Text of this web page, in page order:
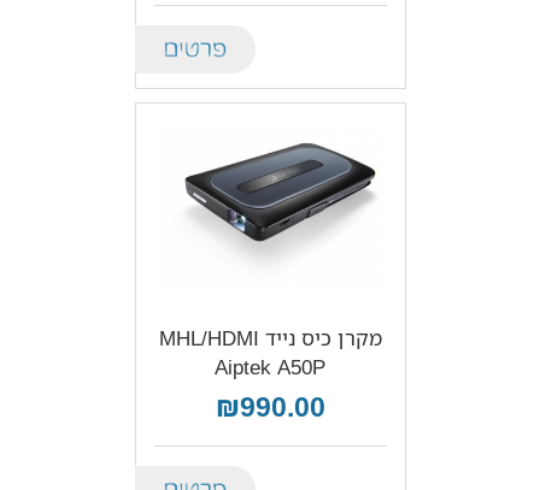
מקרן כיס נייד MHL/HDMI
Aiptek A50P
₪990.00